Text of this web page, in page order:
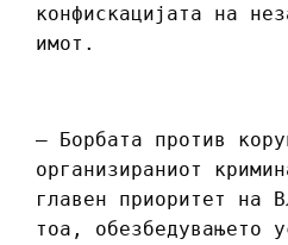
конфискацијата на
имот.
– Борбата против
организираниот
главен приоритет на
тоа, обезбедувањето